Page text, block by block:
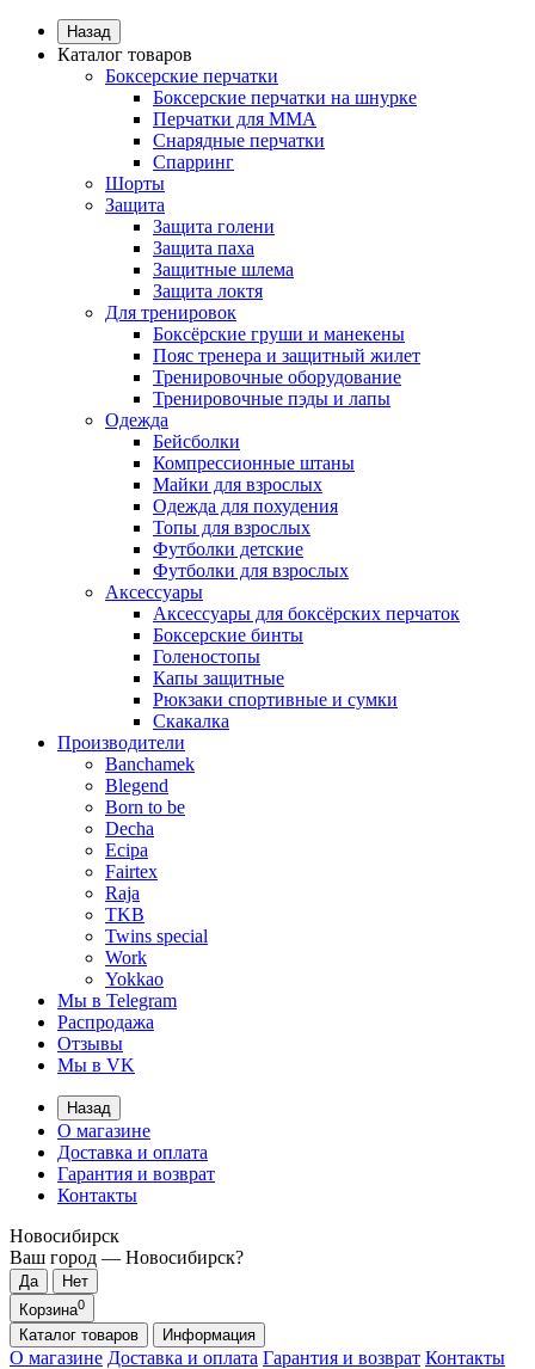
Назад
Каталог товаров
Боксерские перчатки
Боксерские перчатки на шнурке
Перчатки для ММА
Снарядные перчатки
Спарринг
Шорты
Защита
Защита голени
Защита паха
Защитные шлема
Защита локтя
Для тренировок
Боксёрские груши и манекены
Пояс тренера и защитный жилет
Тренировочные оборудование
Тренировочные пэды и лапы
Одежда
Бейсболки
Компрессионные штаны
Майки для взрослых
Одежда для похудения
Топы для взрослых
Футболки детские
Футболки для взрослых
Аксессуары
Аксессуары для боксёрских перчаток
Боксерские бинты
Голеностопы
Капы защитные
Рюкзаки спортивные и сумки
Скакалка
Производители
Banchamek
Blegend
Born to be
Decha
Ecipa
Fairtex
Raja
TKB
Twins special
Work
Yokkao
Мы в Telegram
Распродажа
Отзывы
Мы в VK
Назад
О магазине
Доставка и оплата
Гарантия и возврат
Контакты
Новосибирск
Ваш город — Новосибирск?
Корзина0
Каталог товаров Информация
О магазине Доставка и оплата Гарантия и возврат Контакты